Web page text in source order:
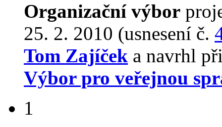
Organizační výbor
25. 2. 2010 (usnesení č.
Tom Zajíček a navrhl
Výbor pro veřejnou
1